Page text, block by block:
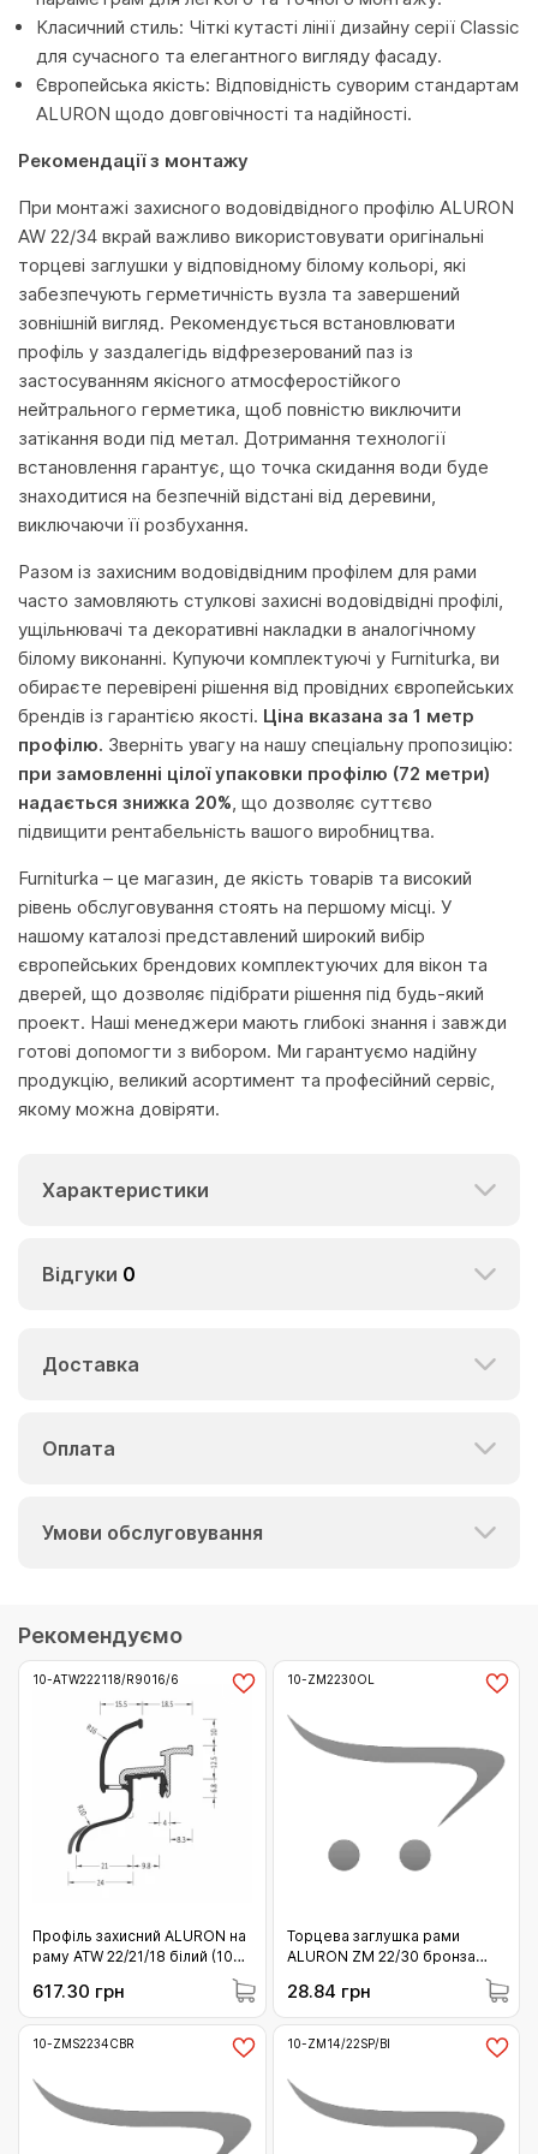
Класичний стиль: Чіткі кутасті лінії дизайну серії Classic
для сучасного та елегантного вигляду фасаду.
Європейська якість: Відповідність суворим стандартам
ALURON щодо довговічності та надійності.
Рекомендації з монтажу
При монтажі захисного водовідвідного профілю ALURON
AW 22/34 вкрай важливо використовувати оригінальні
торцеві заглушки у відповідному білому кольорі, які
забезпечують герметичність вузла та завершений
зовнішній вигляд. Рекомендується встановлювати
профіль у заздалегідь відфрезерований паз із
застосуванням якісного атмосферостійкого
нейтрального герметика, щоб повністю виключити
затікання води під метал. Дотримання технології
встановлення гарантує, що точка скидання води буде
знаходитися на безпечній відстані від деревини,
виключаючи її розбухання.
Разом із захисним водовідвідним профілем для рами
часто замовляють стулкові захисні водовідвідні профілі,
ущільнювачі та декоративні накладки в аналогічному
білому виконанні. Купуючи комплектуючі у Furniturka, ви
обираєте перевірені рішення від провідних європейських
брендів із гарантією якості. Ціна вказана за 1 метр
профілю. Зверніть увагу на нашу спеціальну пропозицію:
при замовленні цілої упаковки профілю (72 метри)
надається знижка 20%, що дозволяє суттєво
підвищити рентабельність вашого виробництва.
Furniturka – це магазин, де якість товарів та високий
рівень обслуговування стоять на першому місці. У
нашому каталозі представлений широкий вибір
європейських брендових комплектуючих для вікон та
дверей, що дозволяє підібрати рішення під будь-який
проект. Наші менеджери мають глибокі знання і завжди
готові допомогти з вибором. Ми гарантуємо надійну
продукцію, великий асортимент та професійний сервіс,
якому можна довіряти.
Характеристики
Відгуки 0
Доставка
Оплата
Умови обслуговування
Рекомендуємо
10-ATW222118/R9016/6
Профіль захисний ALURON на
раму ATW 22/21/18 білий (10-
617.30 грн
10-ZM2230OL
Торцева заглушка рами
ALURON ZM 22/30 бронза
28.84 грн
10-ZMS2234CBR 10-ZM14/22SP/BI